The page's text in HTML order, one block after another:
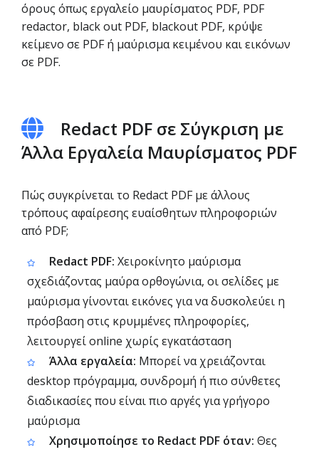
όρους όπως εργαλείο μαυρίσματος PDF, PDF
redactor, black out PDF, blackout PDF, κρύψε
κείμενο σε PDF ή μαύρισμα κειμένου και εικόνων
σε PDF.
Redact PDF σε Σύγκριση με
Άλλα Εργαλεία Μαυρίσματος PDF
Πώς συγκρίνεται το Redact PDF με άλλους
τρόπους αφαίρεσης ευαίσθητων πληροφοριών
από PDF;
Redact PDF: Χειροκίνητο μαύρισμα
σχεδιάζοντας μαύρα ορθογώνια, οι σελίδες με
μαύρισμα γίνονται εικόνες για να δυσκολεύει η
πρόσβαση στις κρυμμένες πληροφορίες,
λειτουργεί online χωρίς εγκατάσταση
Άλλα εργαλεία: Μπορεί να χρειάζονται
desktop πρόγραμμα, συνδρομή ή πιο σύνθετες
διαδικασίες που είναι πιο αργές για γρήγορο
μαύρισμα
Χρησιμοποίησε το Redact PDF όταν: Θες